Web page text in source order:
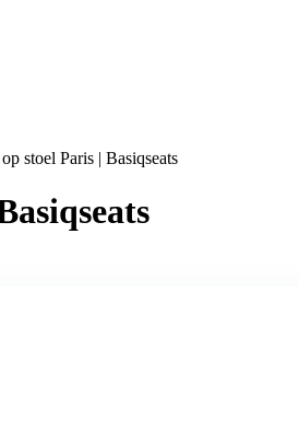
op stoel Paris | Basiqseats